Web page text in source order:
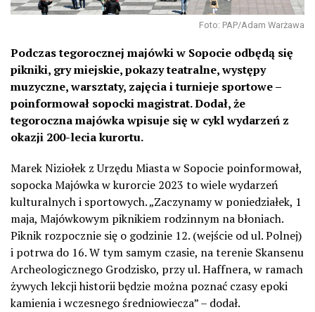
Foto: PAP/Adam Warżawa
Podczas tegorocznej majówki w Sopocie odbędą się
pikniki, gry miejskie, pokazy teatralne, występy
muzyczne, warsztaty, zajęcia i turnieje sportowe –
poinformował sopocki magistrat. Dodał, że
tegoroczna majówka wpisuje się w cykl wydarzeń z
okazji 200-lecia kurortu.
Marek Niziołek z Urzędu Miasta w Sopocie poinformował,
sopocka Majówka w kurorcie 2023 to wiele wydarzeń
kulturalnych i sportowych. „Zaczynamy w poniedziałek, 1
maja, Majówkowym piknikiem rodzinnym na błoniach.
Piknik rozpocznie się o godzinie 12. (wejście od ul. Polnej)
i potrwa do 16. W tym samym czasie, na terenie Skansenu
Archeologicznego Grodzisko, przy ul. Haffnera, w ramach
żywych lekcji historii będzie można poznać czasy epoki
kamienia i wczesnego średniowiecza” – dodał.